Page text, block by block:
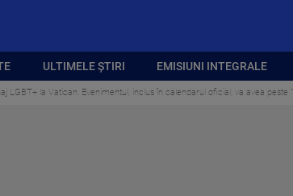
ULTIMELE ȘTIRI EMISIUNI INTEGRALE
LGBT+ la Vatican. Evenimentul, inclus în calendarul oficial, va avea peste